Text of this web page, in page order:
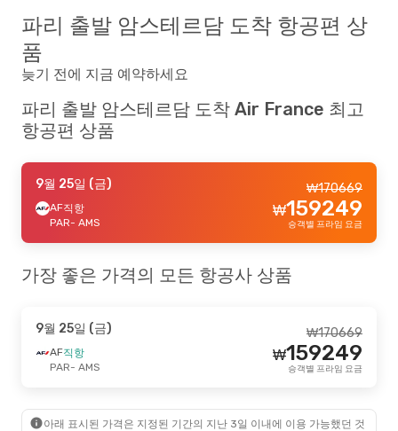
파리 출발 암스테르담 도착 항공편 상
품
늦기 전에 지금 예약하세요
파리 출발 암스테르담 도착 Air France 최고
항공편 상품
9월 25일 (금)
AF직항
PAR- AMS
170669
₩
159249
₩
승객별 프라임 요금
가장 좋은 가격의 모든 항공사 상품
9월 25일 (금)
AF직항
PAR- AMS
170669
₩
159249
₩
승객별 프라임 요금
아래 표시된 가격은 지정된 기간의 지난 3일 이내에 이용 가능했던 것